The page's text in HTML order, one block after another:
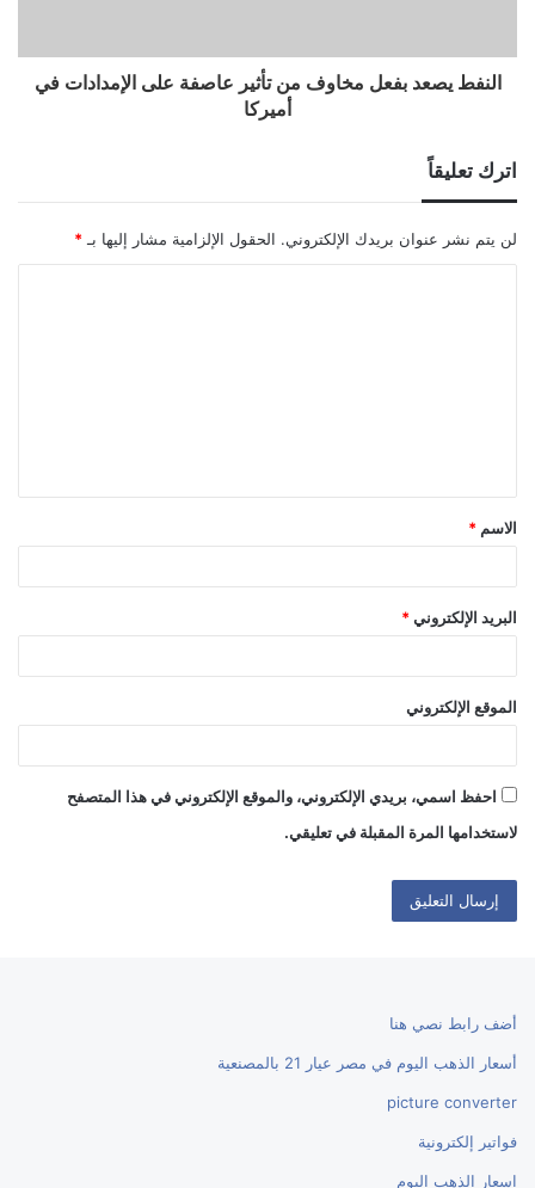
النفط يصعد بفعل مخاوف من تأثير عاصفة على الإمدادات في
أميركا
اترك تعليقاً
لن يتم نشر عنوان بريدك الإلكتروني. الحقول الإلزامية مشار إليها بـ *
ق
*
الاسم *
البريد الإلكتروني *
الموقع الإلكتروني
احفظ اسمي، بريدي الإلكتروني، والموقع الإلكتروني في هذا المتصفح
لاستخدامها المرة المقبلة في تعليقي.
أضف رابط نصي هنا
أسعار الذهب اليوم في مصر عيار 21 بالمصنعية
picture converter
فواتير إلكترونية
اسعار الذهب اليوم